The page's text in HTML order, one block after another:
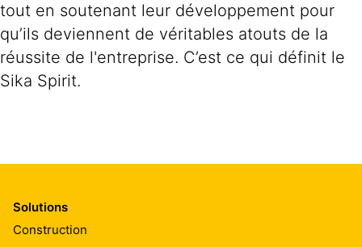
tout en soutenant leur développement pour
qu’ils deviennent de véritables atouts de la
réussite de l'entreprise. C’est ce qui définit le
Sika Spirit.
Solutions
Construction